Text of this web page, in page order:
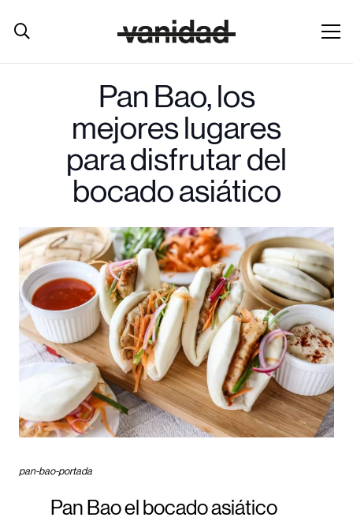
Pan Bao, los
mejores lugares
para disfrutar del
bocado asiático
pan-bao-portada
Pan Bao el bocado asiático